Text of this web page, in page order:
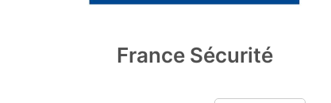
France Sécurité